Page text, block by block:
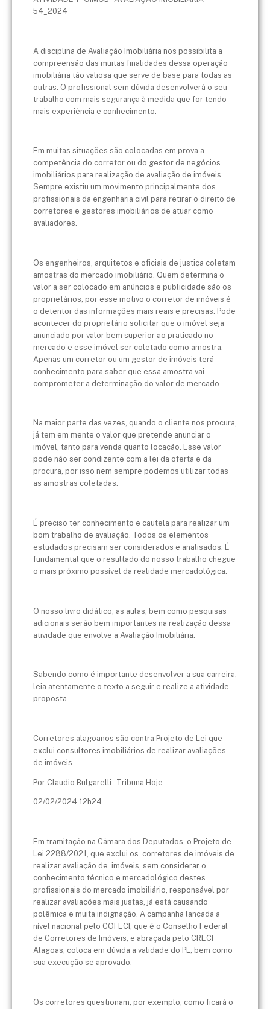
54_2024
A disciplina de Avaliação Imobiliária nos possibilita a
compreensão das muitas finalidades dessa operação
imobiliária tão valiosa que serve de base para todas as
outras. O profissional sem dúvida desenvolverá o seu
trabalho com mais segurança à medida que for tendo
mais experiência e conhecimento.
Em muitas situações são colocadas em prova a
competência do corretor ou do gestor de negócios
imobiliários para realização de avaliação de imóveis.
Sempre existiu um movimento principalmente dos
profissionais da engenharia civil para retirar o direito de
corretores e gestores imobiliários de atuar como
avaliadores.
Os engenheiros, arquitetos e oficiais de justiça coletam
amostras do mercado imobiliário. Quem determina o
valor a ser colocado em anúncios e publicidade são os
proprietários, por esse motivo o corretor de imóveis é
o detentor das informações mais reais e precisas. Pode
acontecer do proprietário solicitar que o imóvel seja
anunciado por valor bem superior ao praticado no
mercado e esse imóvel ser coletado como amostra.
Apenas um corretor ou um gestor de imóveis terá
conhecimento para saber que essa amostra vai
comprometer a determinação do valor de mercado.
Na maior parte das vezes, quando o cliente nos procura,
já tem em mente o valor que pretende anunciar o
imóvel, tanto para venda quanto locação. Esse valor
pode não ser condizente com a lei da oferta e da
procura, por isso nem sempre podemos utilizar todas
as amostras coletadas.
É preciso ter conhecimento e cautela para realizar um
bom trabalho de avaliação. Todos os elementos
estudados precisam ser considerados e analisados. É
fundamental que o resultado do nosso trabalho chegue
o mais próximo possível da realidade mercadológica.
O nosso livro didático, as aulas, bem como pesquisas
adicionais serão bem importantes na realização dessa
atividade que envolve a Avaliação Imobiliária.
Sabendo como é importante desenvolver a sua carreira,
leia atentamente o texto a seguir e realize a atividade
proposta.
Corretores alagoanos são contra Projeto de Lei que
exclui consultores imobiliários de realizar avaliações
de imóveis
Por Claudio Bulgarelli - Tribuna Hoje
02/02/2024 12h24
Em tramitação na Câmara dos Deputados, o Projeto de
Lei 2288/2021, que exclui os corretores de imóveis de
realizar avaliação de imóveis, sem considerar o
conhecimento técnico e mercadológico destes
profissionais do mercado imobiliário, responsável por
realizar avaliações mais justas, já está causando
polêmica e muita indignação. A campanha lançada a
nível nacional pelo COFECI, que é o Conselho Federal
de Corretores de Imóveis, e abraçada pelo CRECI
Alagoas, coloca em dúvida a validade do PL, bem como
sua execução se aprovado.
Os corretores questionam, por exemplo, como ficará o